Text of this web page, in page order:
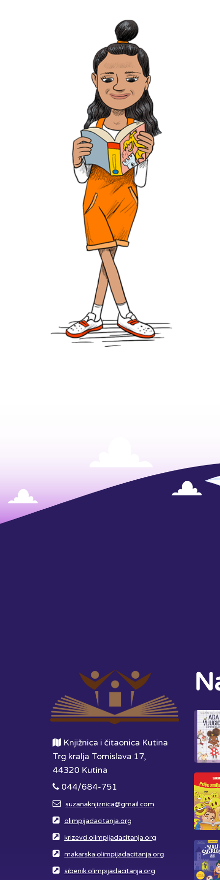
Knjižnica i čitaonica Kutina
Trg kralja Tomislava 17,
44320 Kutina
044/684-751
suzanaknjiznica@gmail.com
olimpijadacitanja.org
krizevci.olimpijadacitanja.org
makarska.olimpijadacitanja.org
sibenik.olimpijadacitanja.org